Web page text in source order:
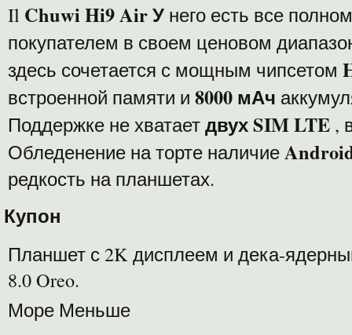
Il Chuwi Hi9 Air У него есть все
покупателем в своем ценовом
здесь сочетается с мощным чипсетом
встроенной памяти и 8000 мАч
Поддержке не хватаетдвух SIM LTE ,
Обледенение на торте наличие
редкость на планшетах.
Купон
Планшет с 2K дисплеем и дека-
8.0 Oreo.
Море Меньше